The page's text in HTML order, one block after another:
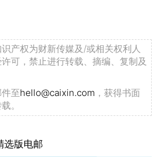
产权为财新传媒及/或相关权利人
可，禁止进行转载、摘编、复制及
至hello@caixin.com ，获得书面
。
选版电邮